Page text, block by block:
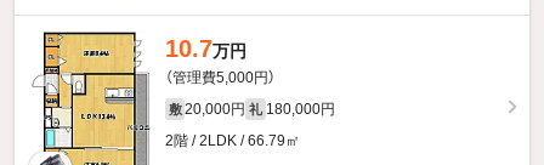
10.7万円
（管理費5,000円）
敷 20,000円 礼 180,000円
2階 / 2LDK / 66.79㎡